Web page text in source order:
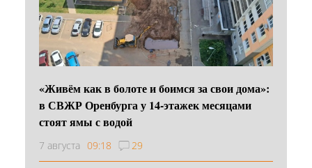
«Живём как в болоте и боимся за свои дома»:
в СВЖР Оренбурга у 14-этажек месяцами
стоят ямы с водой
7 августа 09:18 29